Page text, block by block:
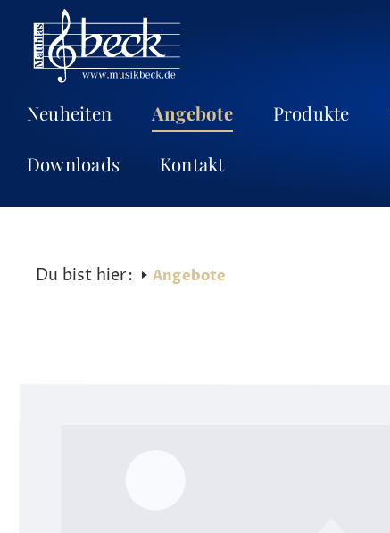
Neuheiten Angebote Produkte
Downloads Kontakt
Angebote